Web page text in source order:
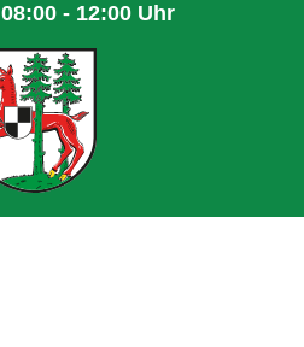
Von 14:00 bis 16:00 Uhr
08:00 - 12:00 Uhr
Von 08:00 bis 12:00 Uhr